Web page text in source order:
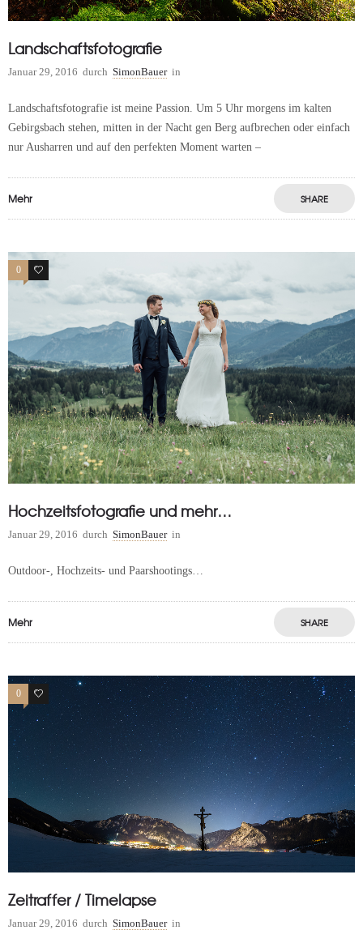
Landschaftsfotografie
Januar 29, 2016 durch SimonBauer in
Landschaftsfotografie ist meine Passion. Um 5 Uhr morgens im kalten
Gebirgsbach stehen, mitten in der Nacht gen Berg aufbrechen oder einfach
nur Ausharren und auf den perfekten Moment warten –
Mehr SHARE
0 7
Hochzeitsfotografie und mehr…
Januar 29, 2016 durch SimonBauer in
Outdoor-, Hochzeits- und Paarshootings…
Mehr SHARE
0 0
Zeitraffer / Timelapse
Januar 29, 2016 durch SimonBauer in